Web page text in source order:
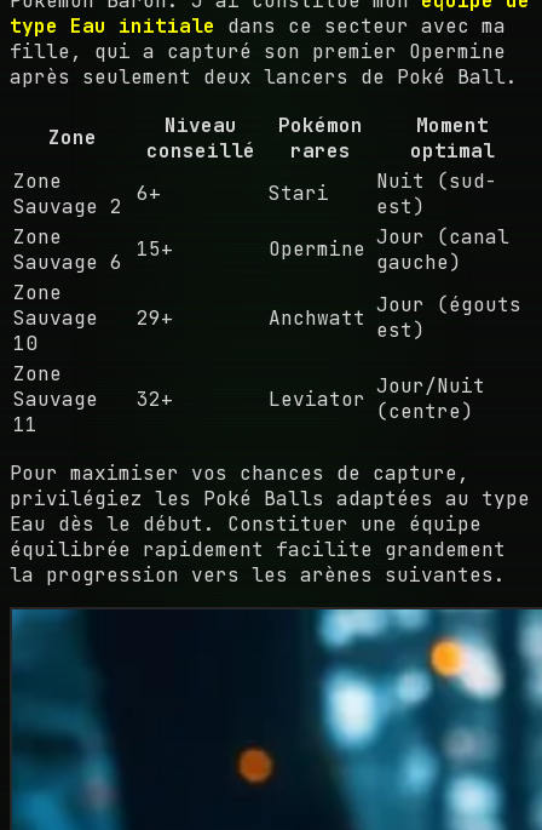
type Eau initiale dans ce secteur avec ma
fille, qui a capturé son premier Opermine
après seulement deux lancers de Poké Ball.
Zone
Niveau
conseillé
Pokémon
rares
Moment
optimal
Zone
Sauvage 2
6+ Stari
Nuit (sud-
est)
Zone
Sauvage 6
15+ Opermine Jour (canal
gauche)
Zone
Sauvage
10
29+ Anchwatt
Jour (égouts
est)
Zone
Sauvage
11
32+ Leviator
Jour/Nuit
(centre)
Pour maximiser vos chances de capture,
privilégiez les Poké Balls adaptées au type
Eau dès le début. Constituer une équipe
équilibrée rapidement facilite grandement
la progression vers les arènes suivantes.